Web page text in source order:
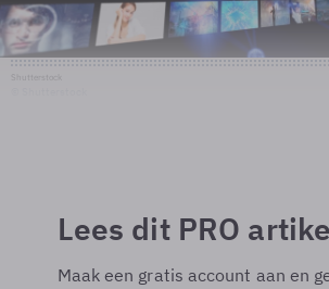
Lees dit PRO
Maak een gratis account aan en